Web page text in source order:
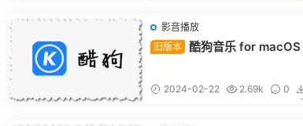
影音播放
旧版本 酷狗音乐 for macOS
2024-02-22 2.69k 0